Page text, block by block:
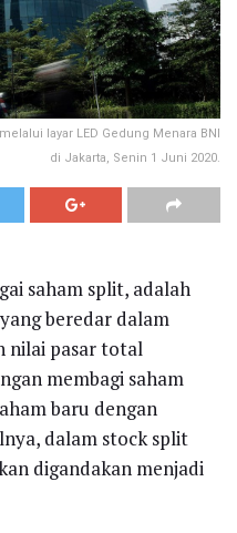
layar LED Gedung Menara BNI
di Jakarta, Senin 1 Juni 2020.
saham split, adalah
beredar dalam
nilai pasar total
membagi saham
baru dengan
dalam stock split
digandakan menjadi